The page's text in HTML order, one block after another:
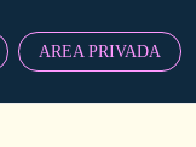
AREA PRIVADA